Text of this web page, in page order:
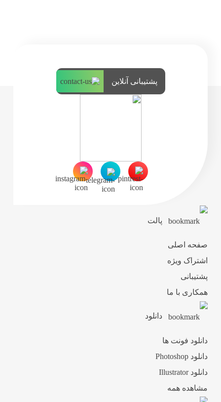
پالت
صفحه اصلی
اشتراک ویژه
پشتیبانی
همکاری با ما
دانلود
دانلود فونت ها
دانلود Photoshop
دانلود Illustrator
مشاهده همه
پشتیبانی آنلاین